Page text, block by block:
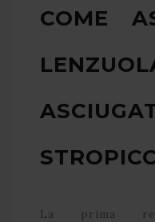
COME
La prima